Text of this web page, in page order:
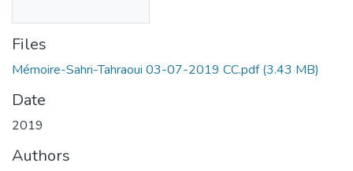
Files
Mémoire-Sahri-Tahraoui 03-07-2019 CC.pdf (3.43 MB)
Date
2019
Authors